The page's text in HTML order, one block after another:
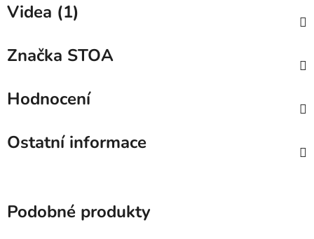
Videa (1)
Značka STOA
Hodnocení
Ostatní informace
Podobné produkty